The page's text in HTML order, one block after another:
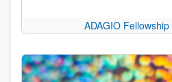
ADAGIO